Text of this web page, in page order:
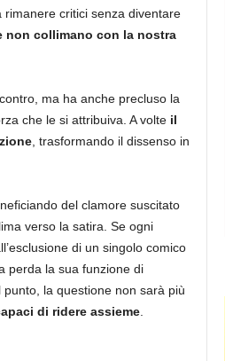
critici senza diventare
non collimano con la nostra
ma ha anche precluso la
che le si attribuiva. A volte il
, trasformando il dissenso in
del clamore suscitato
verso la satira. Se ogni
di un singolo comico
perda la sua funzione di
la questione non sarà più
di ridere assieme.